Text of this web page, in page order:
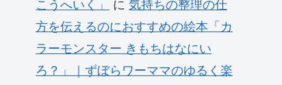
こうへいく」
に 気持ちの整理の仕
方を伝えるのにおすすめの絵本「カ
ラーモンスター きもちはなにい
ろ？」｜ずぼらワーママのゆるく楽